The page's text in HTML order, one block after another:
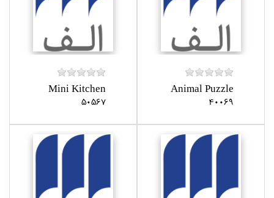
Animal Puzzle
40069
Mini Kitchen
50567